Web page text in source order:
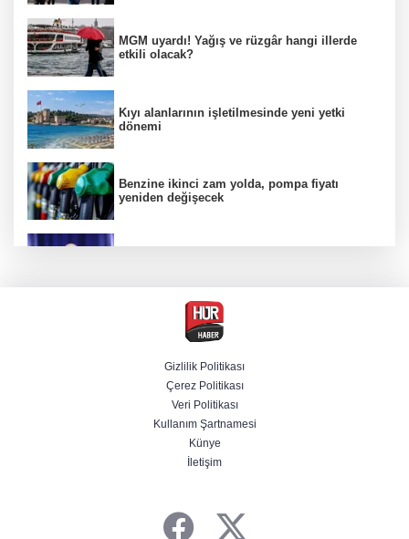
MGM uyardı! Yağış ve rüzgâr hangi illerde
etkili olacak?
Kıyı alanlarının işletilmesinde yeni yetki
dönemi
Benzine ikinci zam yolda, pompa fiyatı
yeniden değişecek
Başsavcılıktan Muzaffer Şirin hakkında
gözaltı talimatı
Bakan Uraloğlu açıkladı: Türkiye’nin 7 aylık
havayolu trafiğinde yeni tablo
Cansever’den acı haber! Ünlü isimler peş
Gizlilik Politikası
Çerez Politikası
Veri Politikası
Kullanım Şartnamesi
Künye
İletişim